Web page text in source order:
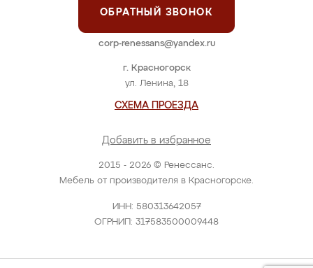
2015 - 2026 © Ренессанс.
Мебель от производителя в Красногорске.
ИНН: 580313642057
ОГРНИП: 317583500009448
г. Красногорск
ул. Ленина, 18
СХЕМА ПРОЕЗДА
Добавить в избранное
ОБРАТНЫЙ ЗВОНОК
corp-renessans@yandex.ru